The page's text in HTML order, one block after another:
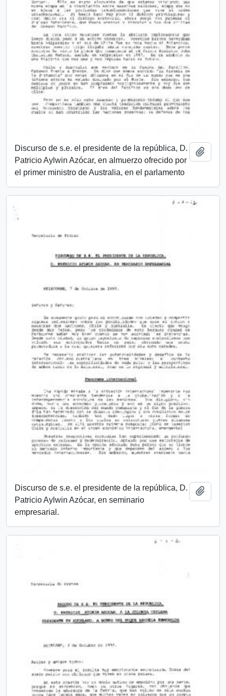
Discurso de s.e. el presidente de la república, D.
Patricio Aylwin Azócar, en almuerzo ofrecido por
el primer ministro de Australia, en el parlamento
Discurso de s.e. el presidente de la república, D.
Patricio Aylwin Azócar, en seminario
empresarial.